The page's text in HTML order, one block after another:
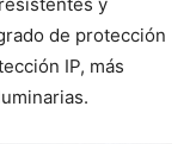
de protección
IP, más